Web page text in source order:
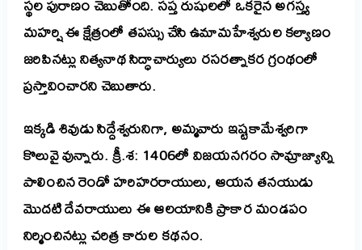
మహర్షి ఈ క్షేత్రంలో తపస్సు చేసి ఉమామహేశ్వరుల కల్యాణం
జరిపినట్లు నిత్యనాథ సిద్ధాచార్యులు రసరత్నాకర గ్రంథంలో
ప్రస్తావించారనిచెబుతారు.
ఇక్కడి శివుడు సిద్దేశ్వరునిగా, అమ్మవారు ఇష్టకామేశ్వరిగా
కొలువై వున్నారు. క్రీ.శ: 1406లో విజయనగరం సామ్రాజ్యాన్ని
పాలించిన రెండో హరిహరరాయులు, ఆయన తనయుడు
మొదటి దేవరాయులు ఈ ఆలయానికి ప్రాకార మండపం
నిర్మించినట్లు చరిత్ర కారుల కథనం.